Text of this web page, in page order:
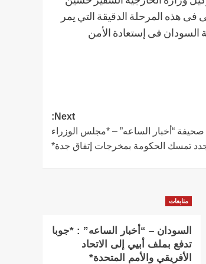
هذه المرحلة الدقيقة التي يمر
السودان فى إستعادة الأمن
Next:
صحيفة “أخبار الساعه” – *مجلس الوزراء
تمسك الحكومة بمخرجات إتفاق جدة*
متابعات
السودان – “أخبار الساعه” : *جوبا
تدفع بملف أبيي إلى الاتحاد
الأفريقي والأمم المتحدة*